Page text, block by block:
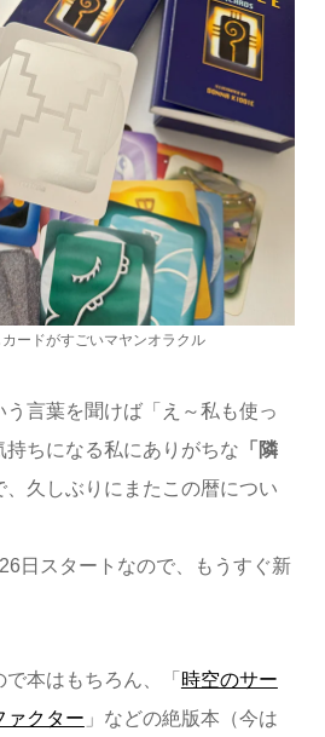
ードがすごいマヤンオラクル
言葉を聞けば「え～私も使っ
ちになる私にありがちな 「隣
、久しぶりにまたこの暦につい
日スタートなので、もうすぐ新
本はもちろん、「 時空のサー
ァクター 」などの絶版本（今は